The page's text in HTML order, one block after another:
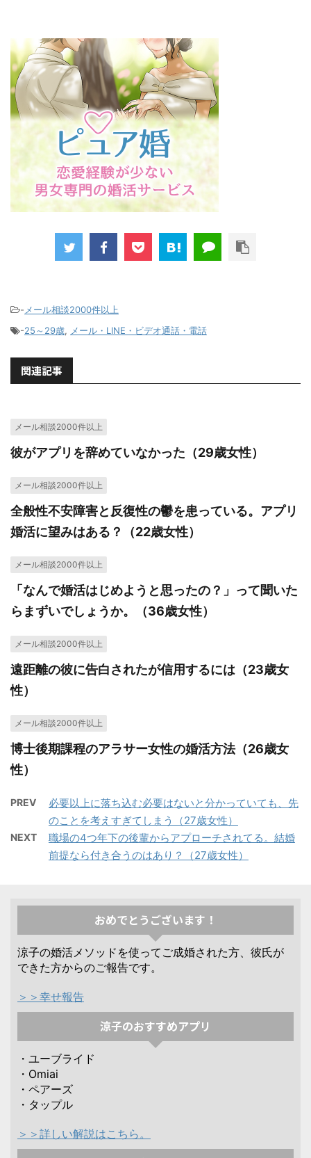
- メール相談2000件以上
-25～29歳, メール・LINE・ビデオ通話・電話
関連記事
メール相談2000件以上
彼がアプリを辞めていなかった（29歳女性）
メール相談2000件以上
全般性不安障害と反復性の鬱を患っている。アプリ
婚活に望みはある？（22歳女性）
メール相談2000件以上
「なんで婚活はじめようと思ったの？」って聞いた
らまずいでしょうか。（36歳女性）
メール相談2000件以上
遠距離の彼に告白されたが信用するには（23歳女
性）
メール相談2000件以上
博士後期課程のアラサー女性の婚活方法（26歳女
性）
PREV
必要以上に落ち込む必要はないと分かっていても、先
のことを考えすぎてしまう（27歳女性）
NEXT
職場の4つ年下の後輩からアプローチされてる。結婚
前提なら付き合うのはあり？（27歳女性）
おめでとうございます！
涼子の婚活メソッドを使ってご成婚された方、彼氏が
できた方からのご報告です。
＞＞幸せ報告
涼子のおすすめアプリ
・ユーブライド
・Omiai
・ペアーズ
・タップル
＞＞詳しい解説はこちら。